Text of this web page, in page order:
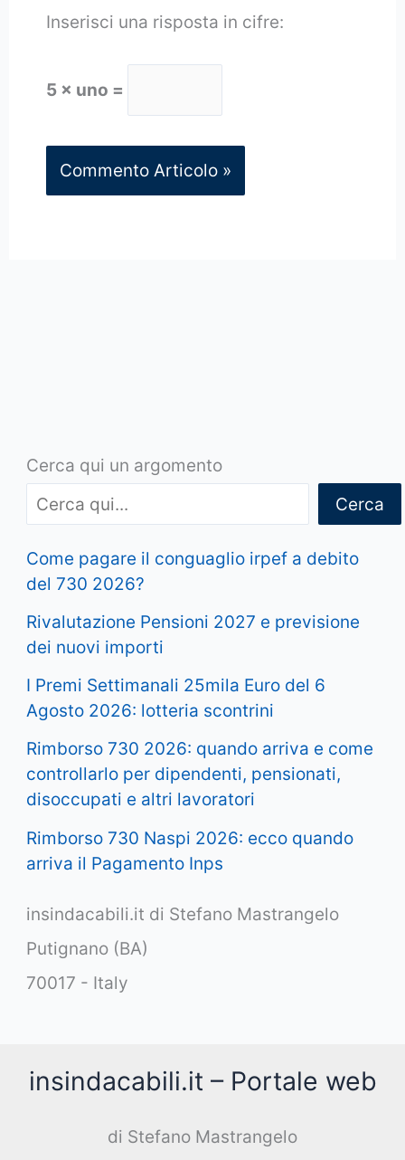
Inserisci una risposta in cifre:
5 × uno =
Cerca qui un argomento
Cerca
Come pagare il conguaglio irpef a debito
del 730 2026?
Rivalutazione Pensioni 2027 e previsione
dei nuovi importi
I Premi Settimanali 25mila Euro del 6
Agosto 2026: lotteria scontrini
Rimborso 730 2026: quando arriva e come
controllarlo per dipendenti, pensionati,
disoccupati e altri lavoratori
Rimborso 730 Naspi 2026: ecco quando
arriva il Pagamento Inps
insindacabili.it di Stefano Mastrangelo
Putignano (BA)
70017 - Italy
insindacabili.it – Portale web
di Stefano Mastrangelo